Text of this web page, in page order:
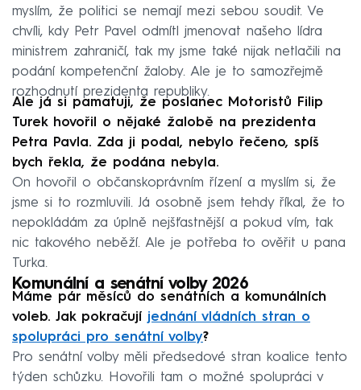
myslím, že politici se nemají mezi sebou soudit. Ve
chvíli, kdy Petr Pavel odmítl jmenovat našeho lídra
ministrem zahraničí, tak my jsme také nijak netlačili na
podání kompetenční žaloby. Ale je to samozřejmě
rozhodnutí prezidenta republiky.
Ale já si pamatuji, že poslanec Motoristů Filip
Turek hovořil o nějaké žalobě na prezidenta
Petra Pavla. Zda ji podal, nebylo řečeno, spíš
bych řekla, že podána nebyla.
On hovořil o občanskoprávním řízení a myslím si, že
jsme si to rozmluvili. Já osobně jsem tehdy říkal, že to
nepokládám za úplně nejšťastnější a pokud vím, tak
nic takového neběží. Ale je potřeba to ověřit u pana
Turka.
Komunální a senátní volby 2026
Máme pár měsíců do senátních a komunálních
voleb. Jak pokračují jednání vládních stran o
spolupráci pro senátní volby?
Pro senátní volby měli předsedové stran koalice tento
týden schůzku. Hovořili tam o možné spolupráci v